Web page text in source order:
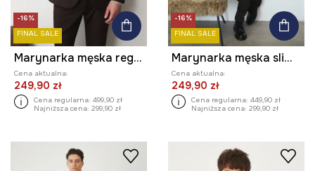
-16%
FINAL SALE
Marynarka męska regular z drobnym wzorem
Cena aktualna:
249,90 zł
Cena regularna: 499,90 zł
Najniższa cena: 299,90 zł
-16%
FINAL SALE
Marynarka męska slim wzorzysta
Cena aktualna:
249,90 zł
Cena regularna: 449,90 zł
Najniższa cena: 299,90 zł